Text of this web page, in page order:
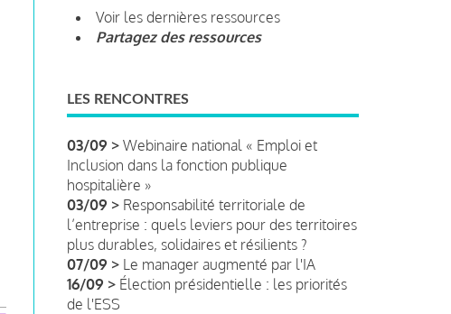
Voir les dernières ressources
Partagez des ressources
LES RENCONTRES
03/09 > Webinaire national « Emploi et
Inclusion dans la fonction publique
hospitalière »
03/09 > Responsabilité territoriale de
l’entreprise : quels leviers pour des territoires
plus durables, solidaires et résilients ?
07/09 > Le manager augmenté par l'IA
16/09 > Élection présidentielle : les priorités
de l'ESS